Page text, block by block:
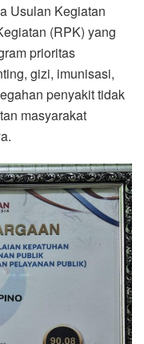
Usulan Kegiatan
(RPK) yang
prioritas
gizi, imunisasi,
penyakit tidak
masyarakat